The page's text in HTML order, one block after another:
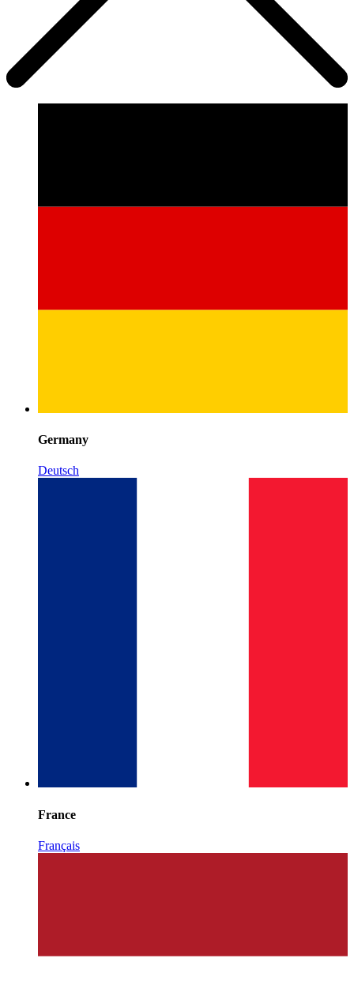
Germany
Deutsch
France
Français